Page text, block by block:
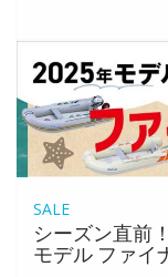
SALE
シーズン直前
モデル ファイ